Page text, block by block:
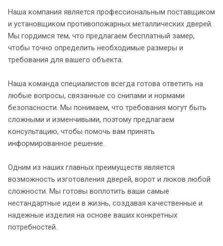
Наша компания является профессиональным поставщиком
и установщиком противопожарных металлических дверей.
Мы гордимся тем, что предлагаем бесплатный замер,
чтобы точно определить необходимые размеры и
требования для вашего объекта.
Наша команда специалистов всегда готова ответить на
любые вопросы, связанные со снипами и нормами
безопасности. Мы понимаем, что требования могут быть
сложными и изменчивыми, поэтому предлагаем
консультацию, чтобы помочь вам принять
информированное решение.
Одним из наших главных преимуществ является
возможность изготовления дверей, ворот и люков любой
сложности. Мы готовы воплотить ваши самые
нестандартные идеи в жизнь, создавая качественные и
надежные изделия на основе ваших конкретных
потребностей.